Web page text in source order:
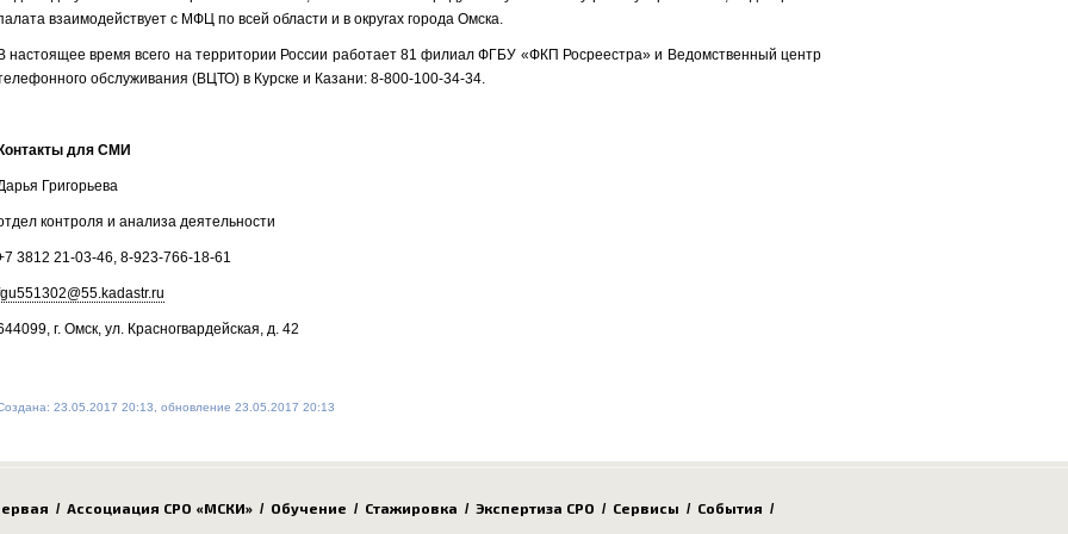
взаимодействует с МФЦ по всей области и в округах города Омска.
настоящее время всего на территории России работает 81 филиал ФГБУ «ФКП Росреестра» и Ведомственный центр
обслуживания (ВЦТО) в Курске и Казани: 8-800-100-34-34.
для СМИ
Григорьева
контроля и анализа деятельности
3812 21-03-46, 8-923-766-18-61
г. Омск, ул. Красногвардейская, д. 42
23.05.2017 20:13, обновление 23.05.2017 20:13
/ Ассоциация СРО «МСКИ» / Обучение / Стажировка / Экспертиза СРО / Сервисы / События /